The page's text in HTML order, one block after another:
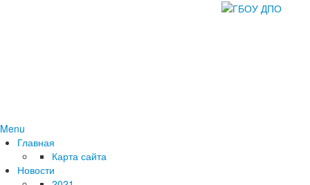
Menu
Главная
Карта сайта
Новости